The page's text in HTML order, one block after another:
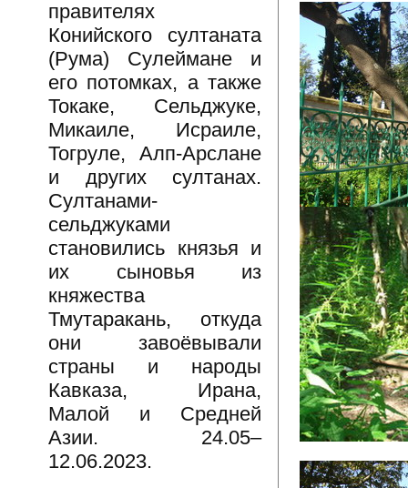
правителях
Конийского султаната
(Рума) Сулеймане и
его потомках, а также
Токаке, Сельджуке,
Микаиле, Исраиле,
Тогруле, Алп-Арслане
и других султанах.
Султанами-
сельджуками
становились князья и
их сыновья из
княжества
Тмутаракань, откуда
они завоёвывали
страны и народы
Кавказа, Ирана,
Малой и Средней
Азии. 24.05–
12.06.2023.